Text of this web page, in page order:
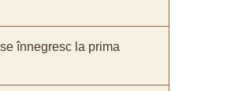
înnegresc la prima